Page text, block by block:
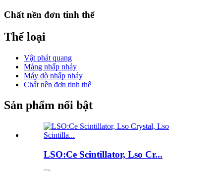
Chất nền đơn tinh thể
Thể loại
Vật phát quang
Mảng nhấp nháy
Máy dò nhấp nháy
Chất nền đơn tinh thể
Sản phẩm nổi bật
LSO:Ce Scintillator, Lso Cr...